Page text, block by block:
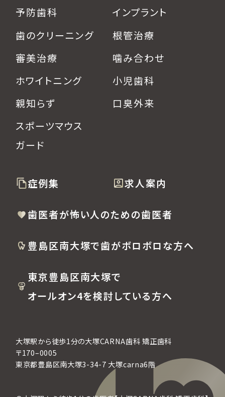
予防歯科
歯のクリーニング
審美治療
ホワイトニング
親知らず
スポーツマウス
ガード
インプラント
根管治療
噛み合わせ
小児歯科
口臭外来
症例集 求人案内
歯医者が怖い人のための歯医者
豊島区南大塚で歯がボロボロな方へ
東京豊島区南大塚で
オールオン4を検討している方へ
大塚駅から徒歩1分の大塚CARNA歯科 矯正歯科
〒170–0005
東京都豊島区南大塚3-34-7 大塚carna6階